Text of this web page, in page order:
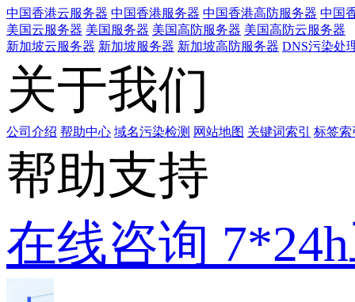
中国香港云服务器 中国香港服务器 中国香港高防服务器 中国
美国云服务器 美国服务器 美国高防服务器 美国高防云服务器
新加坡云服务器 新加坡服务器 新加坡高防服务器 DNS污染处
关于我们
公司介绍 帮助中心 域名污染检测 网站地图 关键词索引 标签索
帮助支持
在线咨询